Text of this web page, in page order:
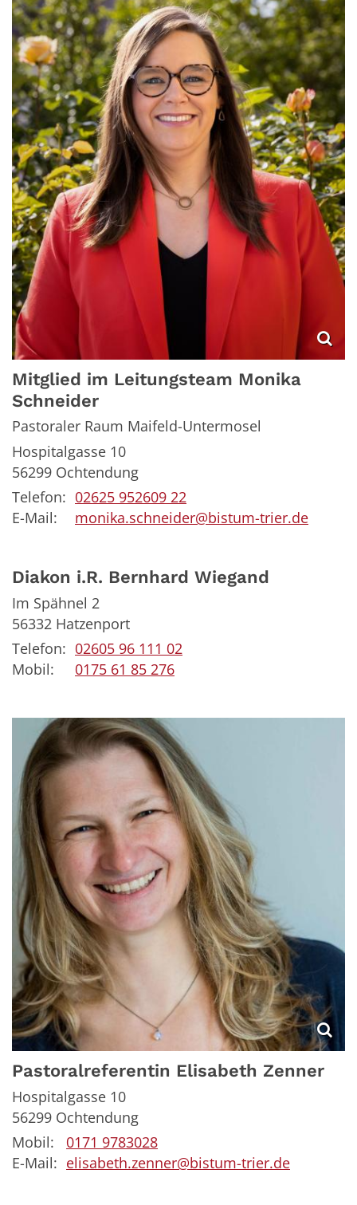
Mitglied im Leitungsteam Monika
Schneider
Pastoraler Raum Maifeld-Untermosel
Hospitalgasse 10
56299 Ochtendung
Telefon: 02625 952609 22
E-Mail:
monika.schneider@bistum-trier.de
Diakon i.R. Bernhard Wiegand
Im Spähnel 2
56332 Hatzenport
Telefon: 02605 96 111 02
Mobil:
0175 61 85 276
Pastoralreferentin Elisabeth Zenner
Hospitalgasse 10
56299 Ochtendung
Mobil:
0171 9783028
E-Mail: elisabeth.zenner@bistum-trier.de